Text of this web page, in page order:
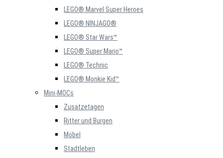
LEGO® Marvel Super Heroes
LEGO® NINJAGO®
LEGO® Star Wars™
LEGO® Super Mario™
LEGO® Technic
LEGO® Monkie Kid™
Mini-MOCs
Zusatzetagen
Ritter und Burgen
Möbel
Stadtleben